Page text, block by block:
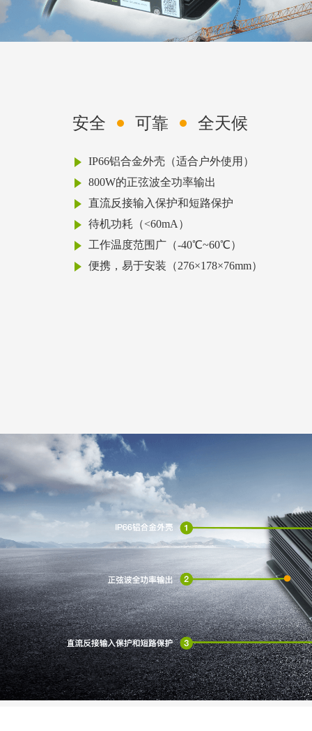
安全 可靠 全天候
IP66铝合金外壳（适合户外使用）
800W的正弦波全功率输出
直流反接输入保护和短路保护
待机功耗（<60mA）
工作温度范围广（-40℃~60℃）
便携，易于安装（276×178×76mm）